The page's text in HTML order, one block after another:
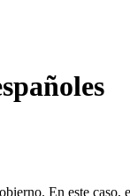
En este